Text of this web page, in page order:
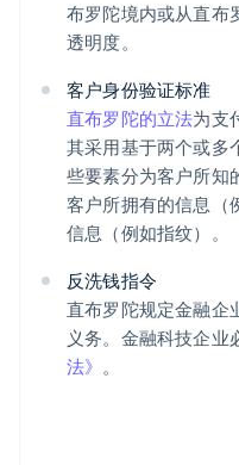
布罗陀境内或从直布
透明度。
客户身份验证标准
直布罗陀的立法为支
其采用基于两个或多
些要素分为客户所知
客户所拥有的信息（
信息（例如指纹）。
反洗钱指令
直布罗陀规定金融企
义务。金融科技企业
法》 。